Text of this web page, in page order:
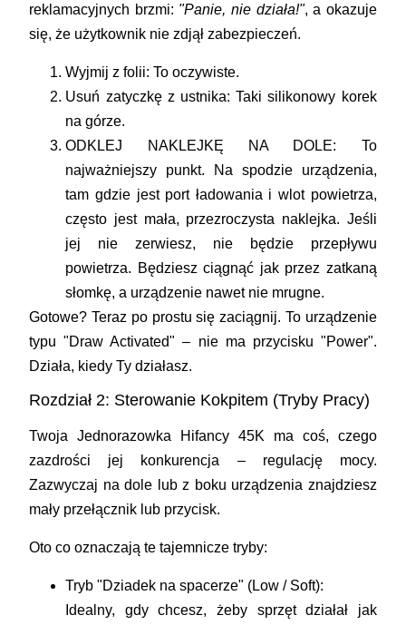
reklamacyjnych brzmi: "Panie, nie działa!", a okazuje
się, że użytkownik nie zdjął zabezpieczeń.
Wyjmij z folii: To oczywiste.
Usuń zatyczkę z ustnika: Taki silikonowy korek
na górze.
ODKLEJ NAKLEJKĘ NA DOLE: To
najważniejszy punkt. Na spodzie urządzenia,
tam gdzie jest port ładowania i wlot powietrza,
często jest mała, przezroczysta naklejka. Jeśli
jej nie zerwiesz, nie będzie przepływu
powietrza. Będziesz ciągnąć jak przez zatkaną
słomkę, a urządzenie nawet nie mrugne.
Gotowe? Teraz po prostu się zaciągnij. To urządzenie
typu "Draw Activated" – nie ma przycisku "Power".
Działa, kiedy Ty działasz.
Rozdział 2: Sterowanie Kokpitem (Tryby Pracy)
TwojaJednorazowka Hifancy 45K ma coś, czego
zazdrości jej konkurencja – regulację mocy.
Zazwyczaj na dole lub z boku urządzenia znajdziesz
mały przełącznik lub przycisk.
Oto co oznaczają te tajemnicze tryby:
Tryb "Dziadek na spacerze" (Low / Soft):
Idealny, gdy chcesz, żeby sprzęt działał jak